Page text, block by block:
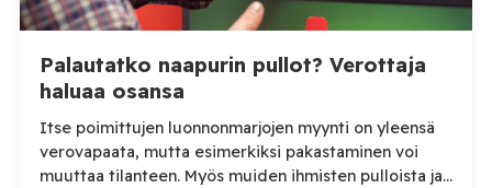
Palautatko naapurin pullot? Verottaja
haluaa osansa
Itse poimittujen luonnonmarjojen myynti on yleensä
verovapaata, mutta esimerkiksi pakastaminen voi
muuttaa tilanteen. Myös muiden ihmisten pulloista ja